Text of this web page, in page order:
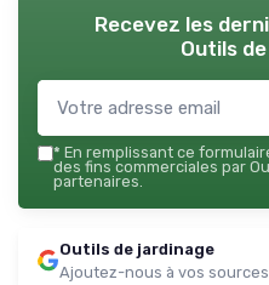
Recevez les
Outils
* En remplissant ce
des fins commerciales par
partenaires.
Outils de jardinage
Ajoutez-nous à vos